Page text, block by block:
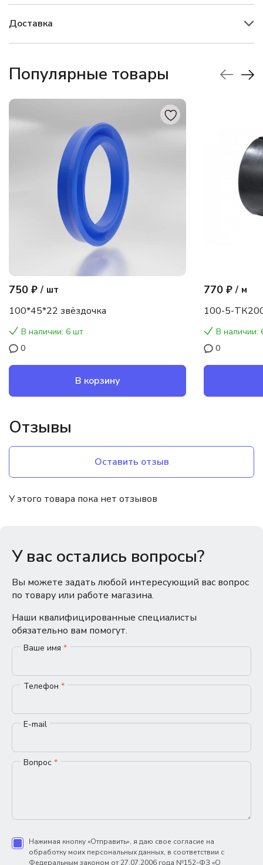
Доставка
Популярные товары
750 ₽ / шт
100*45*22 звёздочка
В наличии: 6 шт
0
В корзину
770 ₽ / м
100-5-
В наличии:
0
Отзывы
Оставить отзыв
У этого товара пока нет отзывов
У вас остались вопросы?
Вы можете задать любой интересующий вас вопрос
по товару или работе магазина.
Наши квалифицированные специалисты
обязательно вам помогут.
Ваше имя *
Телефон *
E-mail
Вопрос *
Нажимая кнопку «Отправить», я даю свое согласие на
обработку моих персональных данных, в соответствии с
Федеральным законом от 27.07.2006 года №152-ФЗ «О